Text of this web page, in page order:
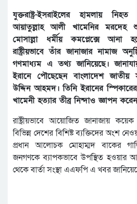
যুক্তরাষ্ট্র-ইসরাইলের হামলায়
আয়াতুল্লাহ আলী খামেনির মরদেহ
মোসাল্লা ধর্মীয় কমপ্লেক্সে আনা
রাষ্ট্রীয়ভাবে তাঁর জানাজার নামাজ
গণমাধ্যম এ তথ্য জানিয়েছে।
ইরানে পৌছেছেন বাংলাদেশ জাতীয়
উদ্দিন আহমদ। তিনি ইরানের
খামেনী হত্যার তীব্র নিন্দাও জ্ঞাপন
রাষ্ট্রীয়ভাবে আয়োজিত জানাজায়
বিভিন্ন দেশের বিশিষ্ট ব্যক্তিদের অংশ
প্রধান আলোচক মোহাম্মদ বাকের
জনগণকে ব্যাপকভাবে উপস্থিত হওয়ার
থেকে বার্তা সংস্থা এএফপি এ খবর